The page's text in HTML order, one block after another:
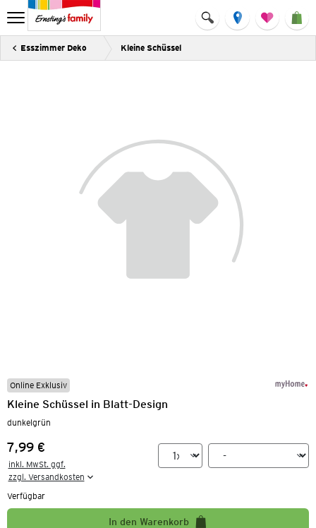
Esszimmer Deko Kleine Schüssel
Online Exklusiv
Kleine Schüssel in Blatt-Design
dunkelgrün
Preis:
7,99 €
inkl. MwSt. ggf.
zzgl. Versandkosten
Verfügbar
In den Warenkorb